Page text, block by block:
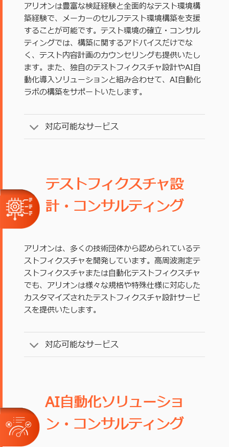
アリオンは豊富な検証経験と全面的なテスト環境構
築経験で、メーカーのセルフテスト環境構築を支援
することが可能です。テスト環境の確立・コンサル
ティングでは、構築に関するアドバイスだけでな
く、テスト内容計画のカウンセリングも提供いたし
ます。また、独自のテストフィクスチャ設計やAI自
動化導入ソリューションと組み合わせて、AI自動化
ラボの構築をサポートいたします。
対応可能なサービス
テストフィクスチャ設
計・コンサルティング
アリオンは、多くの技術団体から認められているテ
ストフィクスチャを開発しています。高周波測定テ
ストフィクスチャまたは自動化テストフィクスチャ
でも、アリオンは様々な規格や特殊仕様に対応した
カスタマイズされたテストフィクスチャ設計サービ
スを提供いたします。
対応可能なサービス
AI自動化ソリューショ
ン・コンサルティング